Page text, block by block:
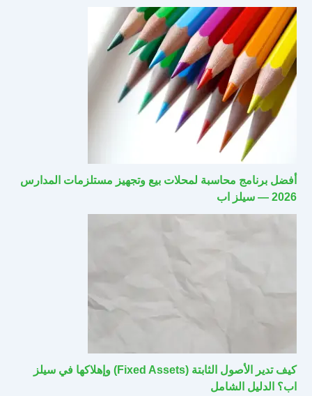
أفضل برنامج محاسبة لمحلات بيع وتجهيز مستلزمات المدارس
2026 — سيلز اب
كيف تدير الأصول الثابتة (Fixed Assets) وإهلاكها في سيلز
اب؟ الدليل الشامل